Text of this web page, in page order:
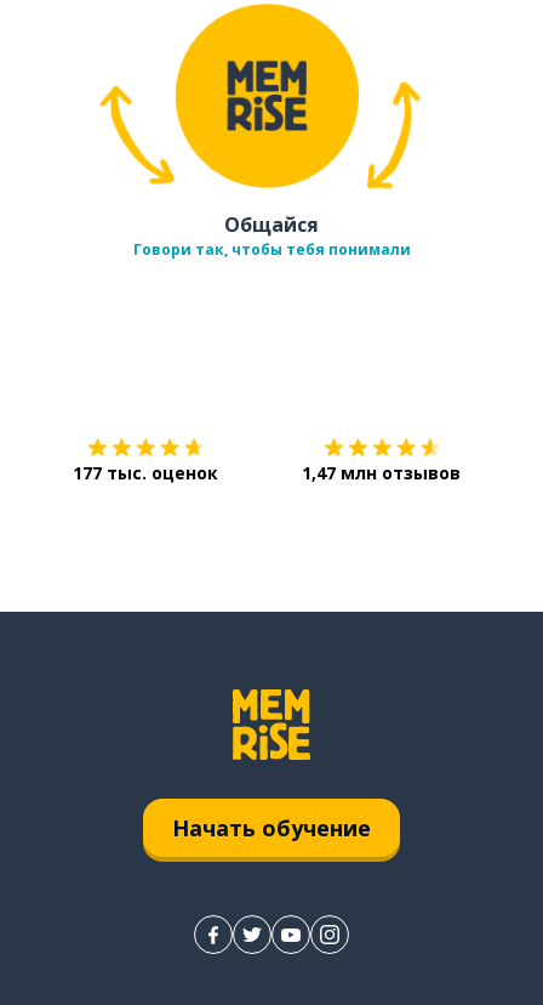
Общайся
Говори так, чтобы тебя понимали
177 тыс. оценок 1,47 млн отзывов
Начать обучение